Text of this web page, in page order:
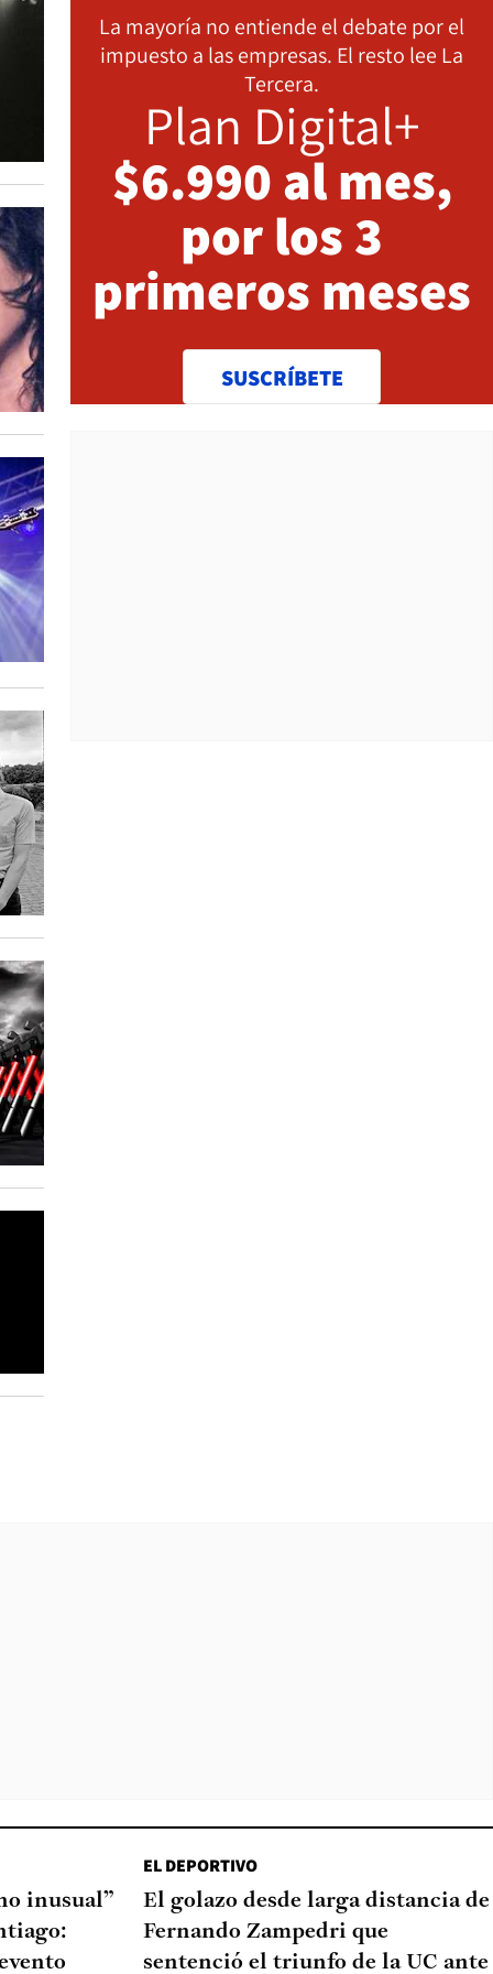
La mayoría no entiende el debate por el
impuesto a las empresas. El resto lee La
Tercera.
Plan Digital+
$6.990 al mes,
por los 3
primeros meses
SUSCRÍBETE
inusual”
EL DEPORTIVO
El golazo desde larga distancia de
Fernando Zampedri que
sentenció el triunfo de la UC ante